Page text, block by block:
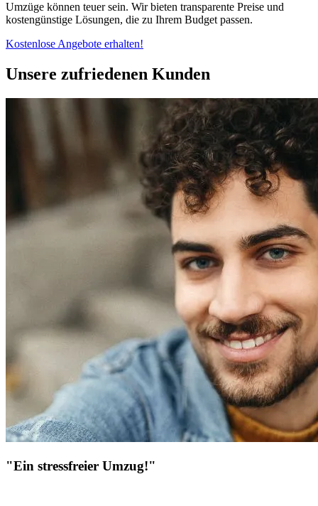
Umzüge können teuer sein. Wir bieten transparente Preise und
kostengünstige Lösungen, die zu Ihrem Budget passen.
Kostenlose Angebote erhalten!
Unsere zufriedenen Kunden
"Ein stressfreier Umzug!"